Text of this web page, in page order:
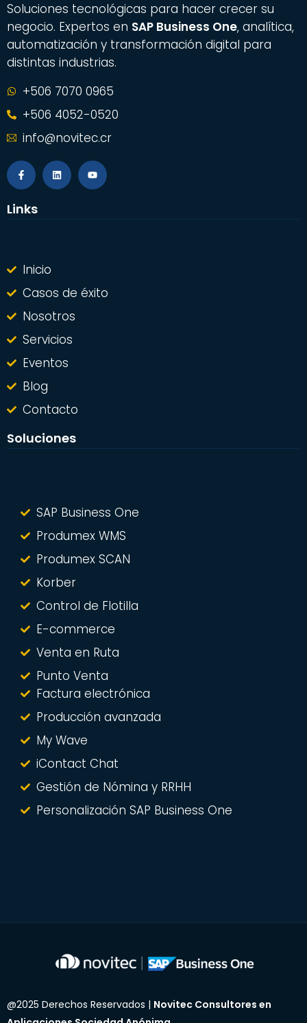
Soluciones tecnológicas para hacer crecer su
negocio. Expertos en SAP Business One, analítica,
automatización y transformación digital para
distintas industrias.
+506 7070 0965
+506 4052-0520
info@novitec.cr
Links
Inicio
Casos de éxito
Nosotros
Servicios
Eventos
Blog
Contacto
Soluciones
SAP Business One
Produmex WMS
Produmex SCAN
Korber
Control de Flotilla
E-commerce
Venta en Ruta
Punto Venta
Factura electrónica
Producción avanzada
My Wave
iContact Chat
Gestión de Nómina y RRHH
Personalización SAP Business One
@2025 Derechos Reservados | Novitec Consultores en